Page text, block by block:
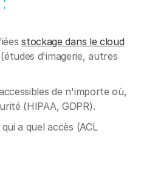
stockage dans le cloud
d'imagerie, autres
de n'importe où,
(HIPAA, GDPR).
a quel accès (ACL